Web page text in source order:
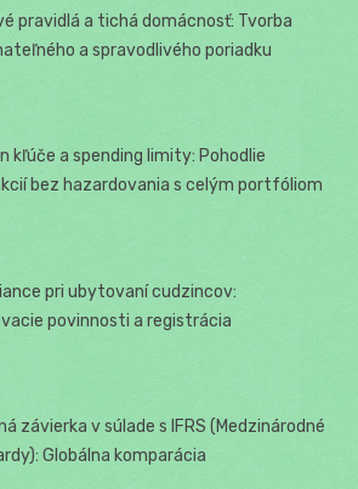
pravidlá a tichá domácnosť: Tvorba
a spravodlivého poriadku
kľúče a spending limity: Pohodlie
bez hazardovania s celým portfóliom
pri ubytovaní cudzincov:
povinnosti a registrácia
závierka v súlade s IFRS (Medzinárodné
Globálna komparácia